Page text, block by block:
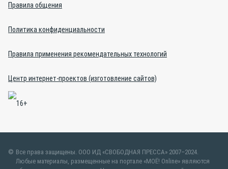
Правила общения
Политика конфиденциальности
Правила применения рекомендательных технологий
Центр интернет-проектов (изготовление сайтов)
Все права защищены. ООО ИД «СВОБОДНАЯ ПРЕССА» 2007–2024.
Любые материалы, размещенные на портале «МОЁ! Online» являются